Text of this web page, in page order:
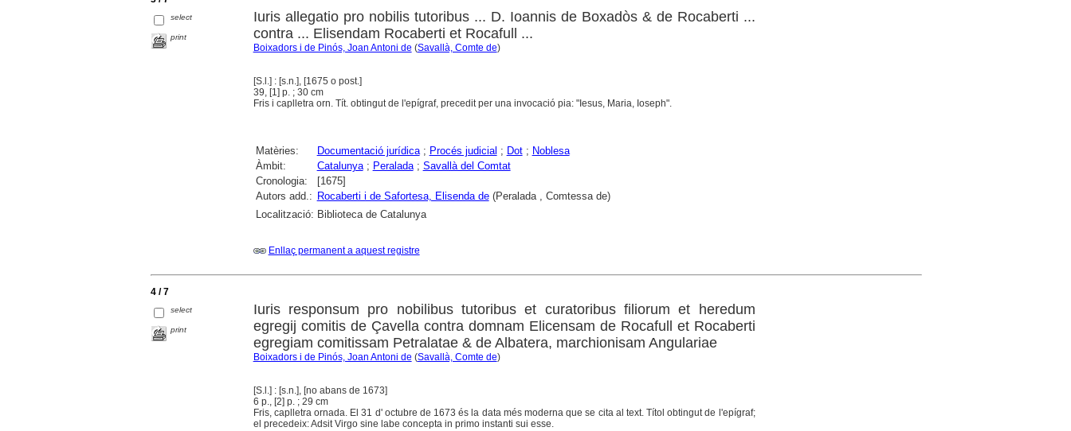
select
print
Iuris allegatio pro nobilis tutoribus ... D. Ioannis de Boxadòs & de Rocaberti ...
contra ... Elisendam Rocaberti et Rocafull ...
Boixadors i de Pinós, Joan Antoni de (Savallà, Comte de)
[S.l.] : [s.n.], [1675 o post.]
39, [1] p. ; 30 cm
Fris i caplletra orn. Tít. obtingut de l'epígraf, precedit per una invocació pia: "Iesus, Maria, Ioseph".
Matèries: Documentació jurídica; Procés judicial ; Dot; Noblesa
Àmbit:
Catalunya; Peralada; Savallà del Comtat
Cronologia:
[1675]
Autors add.: Rocaberti i de Safortesa, Elisenda de(Peralada , Comtessa de)
Localització: Biblioteca de Catalunya
Enllaç permanent a aquest registre
4 / 7
select
print
Iuris responsum pro nobilibus tutoribus et curatoribus filiorum et heredum
egregij comitis de Çavella contra domnam Elicensam de Rocafull et Rocaberti
egregiam comitissam Petralatae & de Albatera, marchionisam Angulariae
Boixadors i de Pinós, Joan Antoni de (Savallà, Comte de)
[S.l.] : [s.n.], [no abans de 1673]
6 p., [2] p. ; 29 cm
Fris, caplletra ornada. El 31 d' octubre de 1673 és la data més moderna que se cita al text. Títol obtingut de l'epígraf;
el precedeix: Adsit Virgo sine labe concepta in primo instanti sui esse.